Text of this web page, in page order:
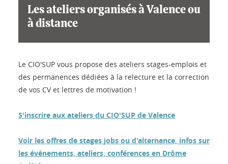
Les ateliers organisés à Valence ou
à distance
Le CIO'SUP vous propose des ateliers stages-emplois et
des permanences dédiées à la relecture et la correction
de vos CV et lettres de motivation !
S'inscrire aux ateliers du CIO'SUP de Valence
Voir les offres de stages jobs ou d'alternance, infos sur
les événements, ateliers, conférences en Drôme